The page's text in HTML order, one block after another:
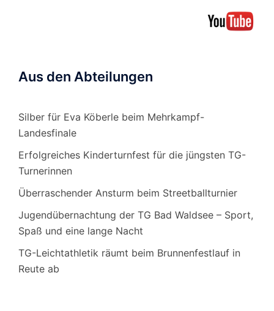
Aus den Abteilungen
Silber für Eva Köberle beim Mehrkampf-
Landesfinale
Erfolgreiches Kinderturnfest für die jüngsten TG-
Turnerinnen
Überraschender Ansturm beim Streetballturnier
Jugendübernachtung der TG Bad Waldsee – Sport,
Spaß und eine lange Nacht
TG-Leichtathletik räumt beim Brunnenfestlauf in
Reute ab